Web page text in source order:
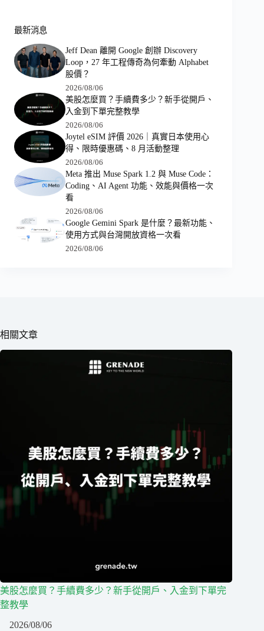
最新消息
Jeff Dean 離開 Google 創辦 Discovery
Loop，27 年工程傳奇為何牽動 Alphabet
股價？
2026/08/06
美股怎麼買？手續費多少？新手從開戶、
入金到下單完整教學
2026/08/06
Joytel eSIM 評價 2026｜真實日本使用心
得、限時優惠碼、8 月活動整理
2026/08/06
Meta 推出 Muse Spark 1.2 與 Muse Code：
Coding、AI Agent 功能、效能與價格一次
看
2026/08/06
Google Gemini Spark 是什麼？最新功能、
使用方式與台灣開放資格一次看
2026/08/06
相關文章
美股怎麼買？手續費多少？新手從開戶、入金到下單完
整教學
2026/08/06